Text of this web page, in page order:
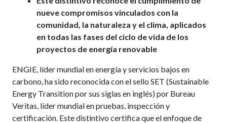
nueve compromisos vinculados con la
comunidad, la naturaleza y el clima, aplicados
en todas las fases del ciclo de vida de los
proyectos de energía renovable
ENGIE, líder mundialen energía y servicios bajos en
carbono, hasido reconocida con el sello SET (Sustainable
Energy Transition por sus siglas en inglés) por Bureau
Veritas, líder mundial en pruebas, inspección y
certificación. Este distintivo certifica que el enfoque de